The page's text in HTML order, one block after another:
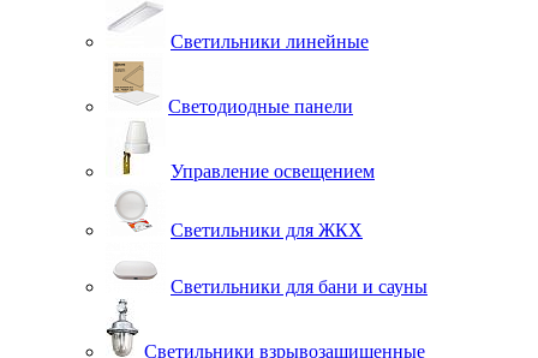
Светильники линейные
Светодиодные панели
Управление освещением
Светильники для ЖКХ
Светильники для бани и сауны
Светильники взрывозащищенные